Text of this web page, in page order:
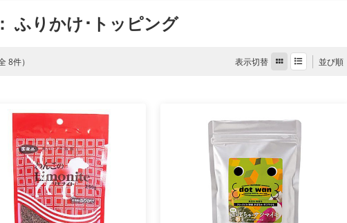
： ふりかけ･トッピング
8件） 表示切替 並び順